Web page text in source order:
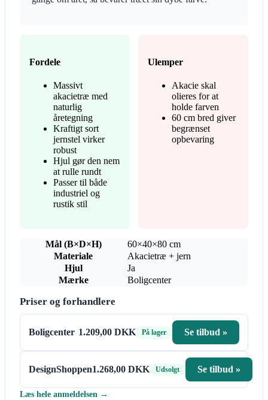
Fordele
Massivt
akacietræ med
naturlig
åretegning
Kraftigt sort
jernstel virker
robust
Hjul gør den nem
at rulle rundt
Passer til både
industriel og
rustik stil
Ulemper
Akacie skal
olieres for at
holde farven
60 cm bred giver
begrænset
opbevaring
Mål (B×D×H)
60×40×80 cm
Materiale
Akacietræ + jern
Hjul
Ja
Mærke
Boligcenter
Priser og forhandlere
Boligcenter 1.209,00 DKK På lager Se tilbud »
DesignShoppen1.268,00 DKK Udsolgt Se tilbud »
Læs hele anmeldelsen →